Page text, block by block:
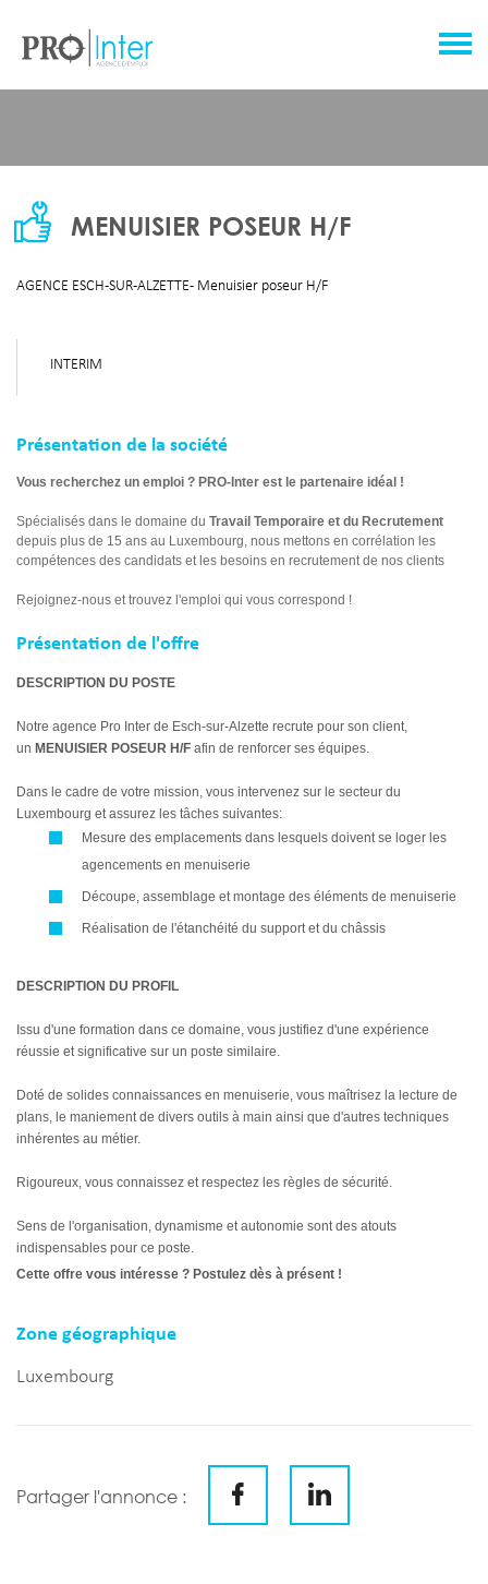
MENUISIER POSEUR H/F
AGENCE ESCH-SUR-ALZETTE - Menuisier poseur H/F
INTERIM
Présentation de la société
Vous recherchez un emploi ? PRO-Inter est le partenaire idéal !
Spécialisés dans le domaine du Travail Temporaire et du Recrutement
depuis plus de 15 ans au Luxembourg, nous mettons en corrélation les
compétences des candidats et les besoins en recrutement de nos clients
Rejoignez-nous et trouvez l'emploi qui vous correspond !
Présentation de l'offre
DESCRIPTION DU POSTE
Notre agence Pro Inter de Esch-sur-Alzette recrute pour son client,
un MENUISIER POSEUR H/F afin de renforcer ses équipes.
Dans le cadre de votre mission, vous intervenez sur le secteur du
Luxembourg et assurez les tâches suivantes:
Mesure des emplacements dans lesquels doivent se loger les
agencements en menuiserie
Découpe, assemblage et montage des éléments de menuiserie
Réalisation de l'étanchéité du support et du châssis
DESCRIPTION DU PROFIL
Issu d'une formation dans ce domaine, vous justifiez d'une expérience
réussie et significative sur un poste similaire.
Doté de solides connaissances en menuiserie, vous maîtrisez la lecture de
plans, le maniement de divers outils à main ainsi que d'autres techniques
inhérentes au métier.
Rigoureux, vous connaissez et respectez les règles de sécurité.
Sens de l'organisation, dynamisme et autonomie sont des atouts
indispensables pour ce poste.
Cette offre vous intéresse ? Postulez dès à présent !
Zone géographique
Luxembourg
Partager l'annonce :